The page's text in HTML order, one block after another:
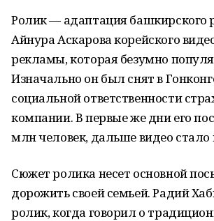
Ролик — адаптация башкирского
Айнура Аскарова корейского
рекламы, которая безумно
Изначально он был снят в
социальной ответственности
компании. В первые же дни его
млн человек, дальше видео
Сюжет ролика несет основной
дорожить своей семьей. Радий
ролик, когда говорил о